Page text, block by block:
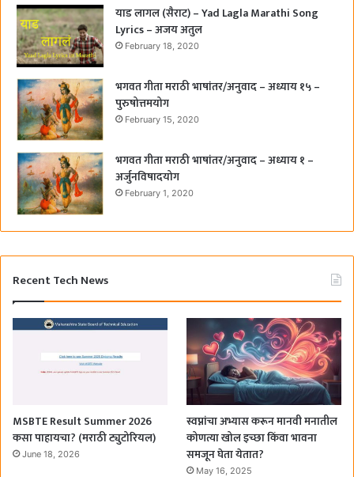
याड लागल (सैराट) – Yad Lagla Marathi Song
Lyrics – अजय अतुल
February 18, 2020
भगवत गीता मराठी भाषांतर/अनुवाद – अध्याय १५ –
पुरुषोत्तमयोग
February 15, 2020
भगवत गीता मराठी भाषांतर/अनुवाद – अध्याय १ –
अर्जुनविषादयोग
February 1, 2020
Recent Tech News
MSBTE Result Summer 2026
कसा पाहायचा? (मराठी ट्युटोरियल)
June 18, 2026
स्वप्नांचा अभ्यास करून मानवी मनातील
कोणत्या खोल इच्छा किंवा भावना
समजून घेता येतात?
May 16, 2025